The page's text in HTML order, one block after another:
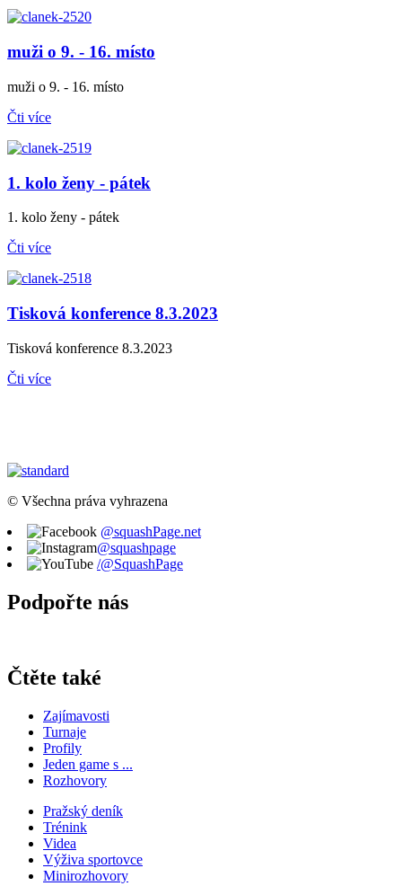
muži o 9. - 16. místo
muži o 9. - 16. místo
Čti více
1. kolo ženy - pátek
1. kolo ženy - pátek
Čti více
Tisková konference 8.3.2023
Tisková konference 8.3.2023
Čti více
© Všechna práva vyhrazena
@squashPage.net
@squashpage
/@SquashPage
Podpořte nás
Čtěte také
Zajímavosti
Turnaje
Profily
Jeden game s ...
Rozhovory
Pražský deník
Trénink
Videa
Výživa sportovce
Minirozhovory